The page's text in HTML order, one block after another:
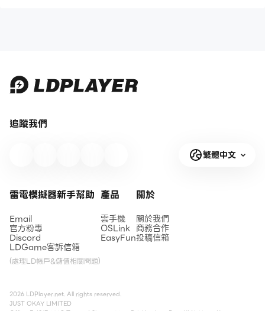
追蹤我們
繁體中文
雷電模擬器新手幫助
Email
官方粉專
Discord
LDGame客訴信箱
(處理LD帳戶&儲值相關問題)
產品
雲手機
OSLink
EasyFun
關於
關於我們
商務合作
投稿信箱
2026 LDPlayer.net. All rights reserved.
JUST OKAY LIMITED